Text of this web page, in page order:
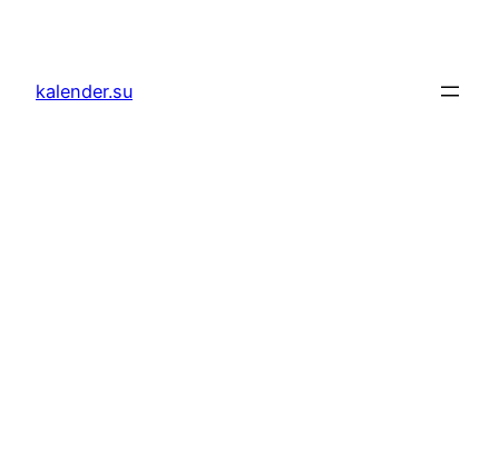
springen
kalender.su